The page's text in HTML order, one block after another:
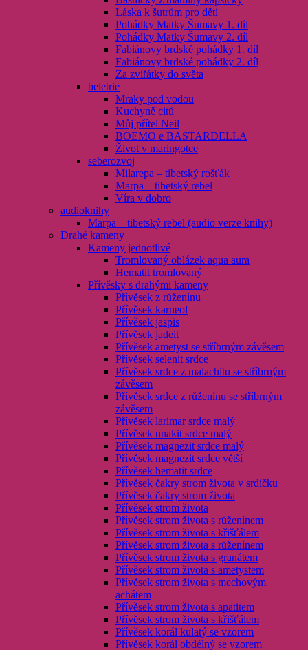
Láska k šutrům pro děti
Pohádky Matky Šumavy 1. díl
Pohádky Matky Šumavy 2. díl
Fabiánovy brdské pohádky 1. díl
Fabiánovy brdské pohádky 2. díl
Za zvířátky do světa
beletrie
Mraky pod vodou
Kuchyně citů
Můj přítel Neil
BOEMO e BASTARDELLA
Život v maringotce
seberozvoj
Milarepa – tibetský rošťák
Marpa – tibetský rebel
Víra v dobro
audioknihy
Marpa – tibetský rebel (audio verze knihy)
Drahé kameny
Kameny jednotlivé
Tromlovaný oblázek aqua aura
Hematit tromlovaný
Přívěsky s drahými kameny
Přívěsek z růženínu
Přívěsek karneol
Přívěsek jaspis
Přívěsek jadeit
Přívěsek ametyst se stříbrným závěsem
Přívěsek selenit srdce
Přívěsek srdce z malachitu se stříbrným
závěsem
Přívěsek srdce z růženínu se stříbrným
závěsem
Přívěsek larimar srdce malý
Přívěsek unakit srdce malý
Přívěsek magnezit srdce malý
Přívěsek magnezit srdce větší
Přívěsek hematit srdce
Přívěsek čakry strom života v srdíčku
Přívěsek čakry strom života
Přívěsek strom života
Přívěsek strom života s růženínem
Přívěsek strom života s křišťálem
Přívěsek strom života s růženínem
Přívěsek strom života s granátem
Přívěsek strom života s ametystem
Přívěsek strom života s mechovým
achátem
Přívěsek strom života s apatitem
Přívěsek strom života s křišťálem
Přívěsek korál kulatý se vzorem
Přívěsek korál obdélný se vzorem